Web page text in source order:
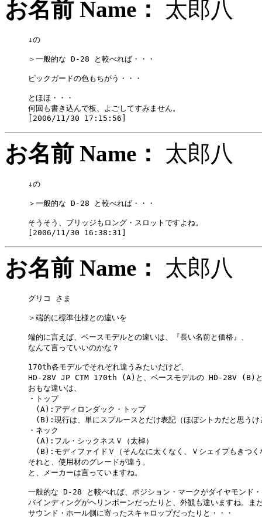
お名前 Name： 太郎
↓の
＞一般的な D-28 と較べれば・・・
ピックガードの色もちがう・・・
とほほ・・・
何回も書き込んで板、よごしてすみません。
お名前 Name： 太郎
↓の
＞一般的な D-28 と較べれば・・・
そうそう、ブリッジもロング・スロットですよね。
お名前 Name： 太郎
グリコ さま
＞端的に標準仕様との違いを
端的に言えば、ベースモデルとの違いは、『長い名前と価格』、
なんて言っていいのかな？
170th各モデルでそれぞれ違うみたいだけど、
HD-28V JP CTM 170th (A)と、ベースモデルの HD-28V (B)と
おもな違いは、
・トップ
(A):アディロンダック・トップ
(B):現行は、単にスプルースとだけ表記（ほぼシトカだと思うけ
・ネック
(A):フル・シックネスＶ（太棹）
(B):モディファイドＶ（そんなに太くなく、Ｖシェイプもきつく
それと、使用材のグレードが違う。
と、メーカーは言っていますね。
一般的な D-28 と較べれば、ポジション・マークがダイヤモンド
バインディングがヘリンボーンだったりと、外観も違いますね。ま
サウンド・ホール側に寄ったスキャロップだったりと・・・